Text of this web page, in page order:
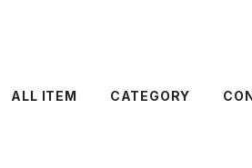
ALL ITEM CATEGORY